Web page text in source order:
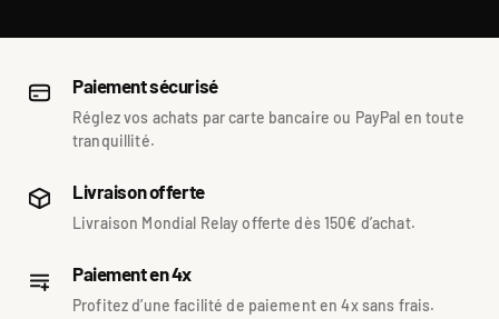
Paiement sécurisé
Réglez vos achats par carte bancaire ou PayPal en toute
tranquillité.
Livraison offerte
Livraison Mondial Relay offerte dès 150€ d’achat.
Paiement en 4x
Profitez d’une facilité de paiement en 4x sans frais.